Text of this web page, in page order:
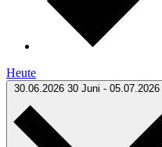
Heute
30.06.2026 30 Juni - 05.07.2026